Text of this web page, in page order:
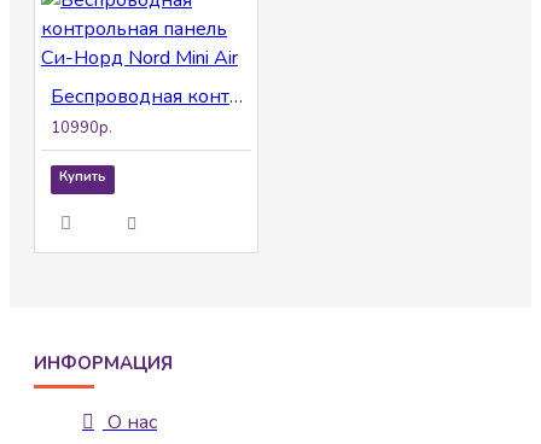
Беспроводная контрольная панель Си-Норд Nord Mini Air
10990р.
Купить
ИНФОРМАЦИЯ
О нас